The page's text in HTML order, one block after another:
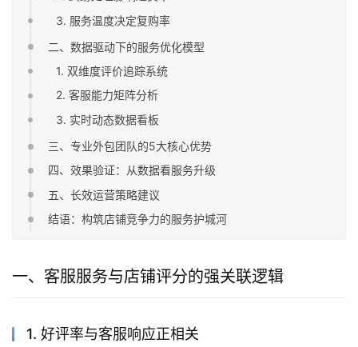
3. 服务温度决定复购率
二、数据驱动下的服务优化模型
1. 双维度评价追踪系统
2. 客服能力矩阵分析
3. 实时动态数据看板
三、专业外包团队的5大核心优势
四、效果验证：从数据看服务升级
五、长效运营策略建议
结语：构筑店铺竞争力的服务护城河
一、客服服务与店铺评分的强关联逻辑
1. 好评率与客服响应正相关